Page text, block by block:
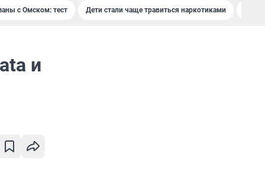
с Омском: тест Дети стали чаще травиться наркотиками
и